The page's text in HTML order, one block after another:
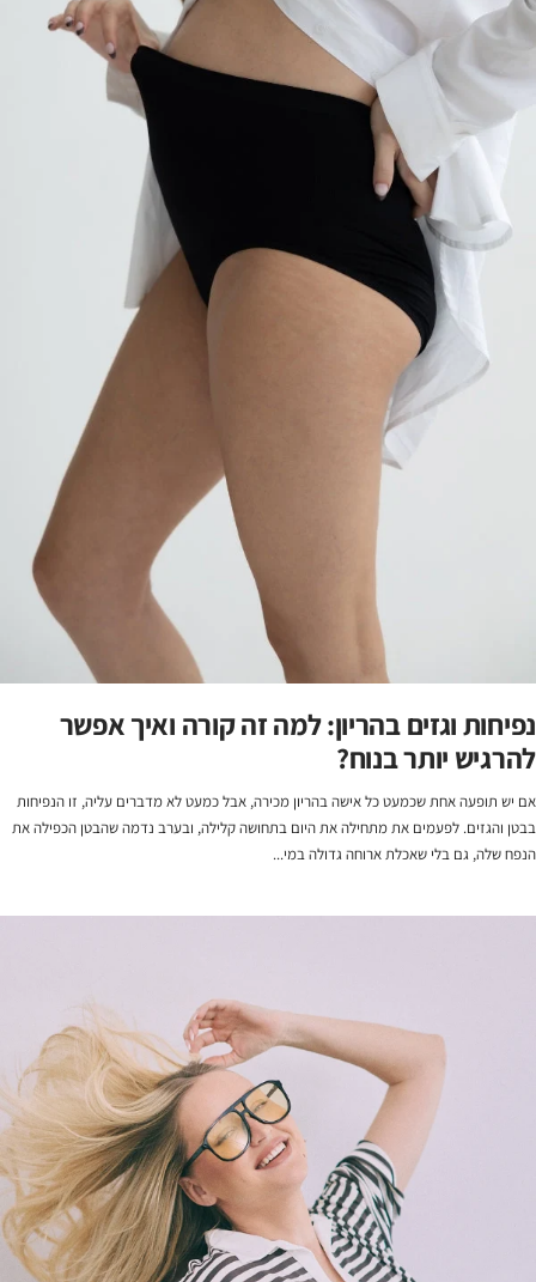
נפיחות וגזים בהריון: למה זה קורה ואיך אפשר
להרגיש יותר בנוח?
אם יש תופעה אחת שכמעט כל אישה בהריון מכירה, אבל כמעט לא מדברים עליה, זו הנפיחות
בבטן והגזים. לפעמים את מתחילה את היום בתחושה קלילה, ובערב נדמה שהבטן הכפילה את
הנפח שלה, גם בלי שאכלת ארוחה גדולה במי...